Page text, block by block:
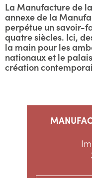
La Manufacture de
annexe de la
perpétue un savoir-
quatre siècles. Ici,
la main pour les
nationaux et le
création